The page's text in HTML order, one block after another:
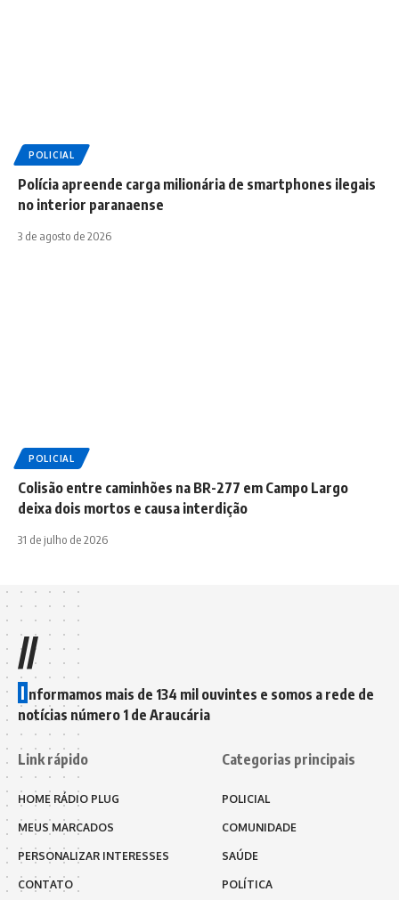
POLICIAL
Polícia apreende carga milionária de smartphones ilegais
no interior paranaense
3 de agosto de 2026
POLICIAL
Colisão entre caminhões na BR-277 em Campo Largo
deixa dois mortos e causa interdição
31 de julho de 2026
//
I nformamos mais de 134 mil ouvintes e somos a rede de
notícias número 1 de Araucária
Link rápido
HOME RÁDIO PLUG
MEUS MARCADOS
PERSONALIZAR INTERESSES
CONTATO
Categorias principais
POLICIAL
COMUNIDADE
SAÚDE
POLÍTICA